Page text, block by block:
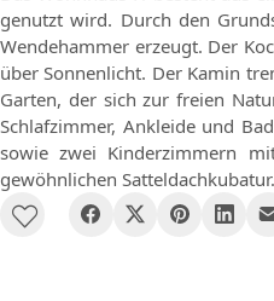
genutzt wird. Durch den
Wendehammer erzeugt. Der
über Sonnenlicht. Der Kamin
Garten, der sich zur freien
Schlafzimmer, Ankleide und
sowie zwei Kinderzimmern
gewöhnlichen Satteldachkubatur.